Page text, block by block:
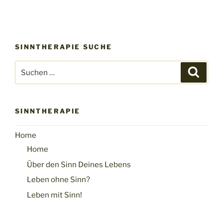
SINNTHERAPIE SUCHE
nach:
SINNTHERAPIE
Home
Home
Über den Sinn Deines Lebens
Leben ohne Sinn?
Leben mit Sinn!